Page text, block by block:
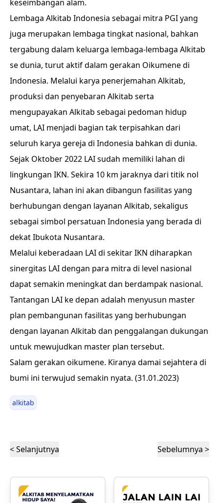
keseimbangan alam.
Lembaga Alkitab Indonesia sebagai mitra PGI yang
juga merupakan lembaga tingkat nasional, bahkan
tergabung dalam keluarga lembaga-lembaga Alkitab
se dunia, turut aktif dalam gerakan Oikumene di
Indonesia. Melalui karya penerjemahan Alkitab,
produksi dan penyebaran Alkitab serta
mengupayakan Alkitab sebagai pedoman hidup
umat, LAI menjadi bagian tak terpisahkan dari
seluruh karya gereja di Indonesia bahkan di dunia.
Sejak Oktober 2022 LAI sudah memiliki lahan di
lingkungan IKN. Sekira 10 km jaraknya dari titik nol
Nusantara, lahan ini akan dibangun fasilitas yang
berhubungan dengan layanan Alkitab, sekaligus
sebagai simbol persatuan Indonesia yang berada di
dekat Ibukota Nusantara.
Melalui keberadaan LAI di sekitar IKN diharapkan
sinergitas LAI dengan para mitra di level nasional
dapat semakin meningkat dan berdampak nasional.
Tantangan LAI ke depan adalah menyusun master
plan pembangunan fasilitas yang berhubungan
dengan layanan Alkitab dan penggalangan dukungan
untuk mewujudkan master plan tersebut.
Salam gerakan oikumene. Kiranya damai sejahtera di
bumi ini terwujud semakin nyata. (31.01.2023)
alkitab
< Selanjutnya Sebelumnya >